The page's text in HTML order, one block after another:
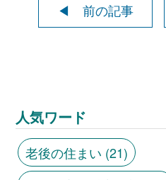
◀ 前の記事
人気ワード
老後の住まい (21)